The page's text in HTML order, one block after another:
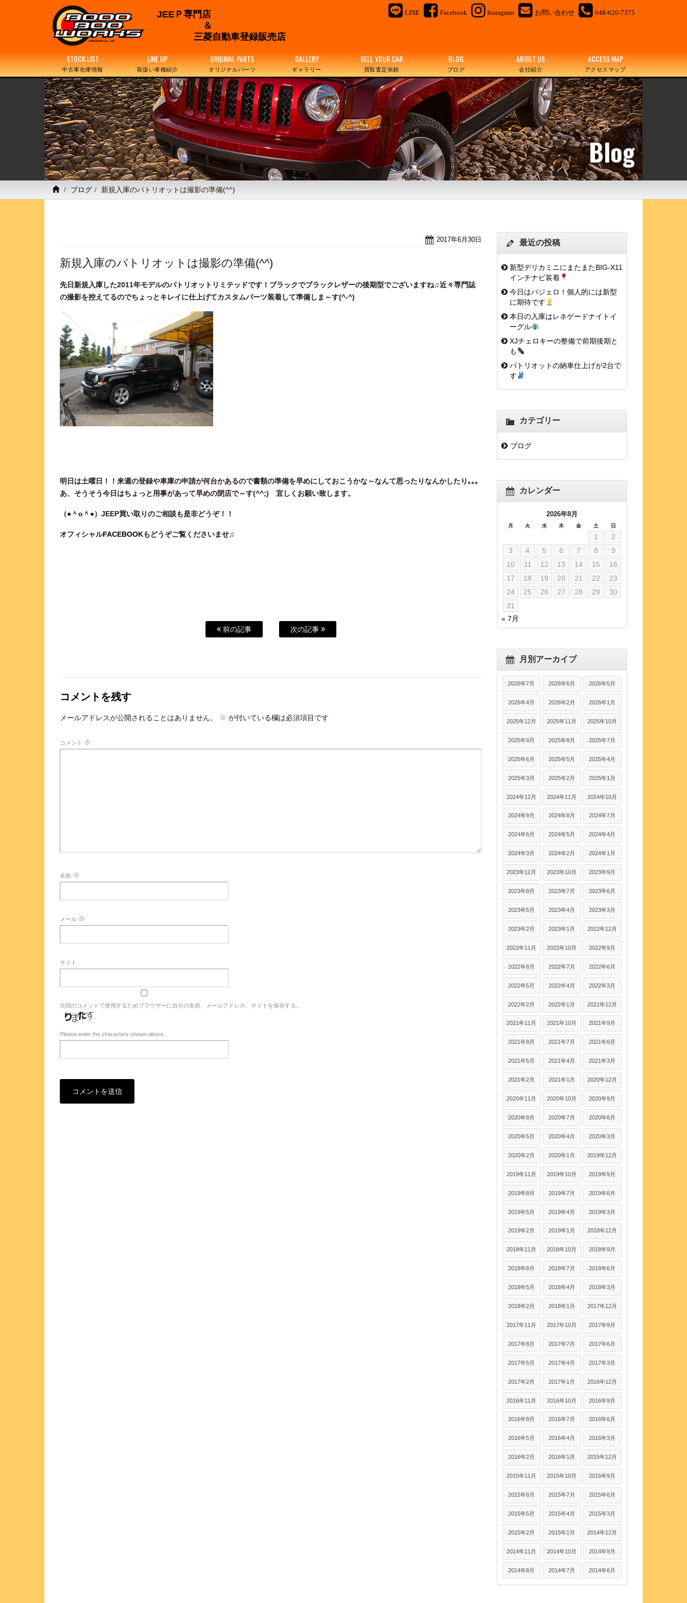
LINE Facebook Instagram お問い合わせ 048-620-7375
JEEＰ専門店
＆
三菱自動車登録販売店
STOCK LIST
中古車在庫情報
LINE UP
取扱い車種紹介
ORIGINAL PARTS
オリジナルパーツ
GALLERY
ギャラリー
SELL YOUR CAR
買取査定依頼
BLOG
ブログ
ABOUT US
会社紹介
ACCESS MAP
アクセスマップ
Blog
ブログ 新規入庫のパトリオットは撮影の準備(^^)
2017年6月30日
新規入庫のパトリオットは撮影の準備(^^)
先日新規入庫した2011年モデルのパトリオットリミテッドです！ブラックでブラックレザーの後期型でございますね♫近々専門誌
の撮影を控えてるのでちょっとキレイに仕上げてカスタムパーツ装着して準備しま～す(^-^)
明日は土曜日！！来週の登録や車庫の申請が何台かあるので書類の準備を早めにしておこうかな～なんて思ったりなんかしたり｡｡｡
あ、そうそう今日はちょっと用事があって早めの閉店で～す(^^;) 宜しくお願い致します。
（●＾o ＾●）JEEP買い取りのご相談も是非どうぞ！！
オフィシャルFACEBOOKもどうぞご覧くださいませ♫
前の記事 次の記事
コメントを残す
メールアドレスが公開されることはありません。 ※ が付いている欄は必須項目です
コメント ※
名前 ※
メール ※
サイト
次回のコメントで使用するためブラウザーに自分の名前、メールアドレス、サイトを保存する。
Please enter the characters shown above.
最近の投稿
新型デリカミニにまたまたBIG-X11
インチナビ装着
今日はパジェロ！個人的には新型
に期待です
本日の入庫はレネゲードナイトイ
ーグル
XJチェロキーの整備で前期後期と
も
パトリオットの納車仕上げが2台で
す
カテゴリー
ブログ
カレンダー
2026年8月
月 火 水 木 金 土 日
1
2
3
4 5 6 7 8
9
10
11 12 13 14 15
16
17
18 19 20 21 22
23
24
25 26 27 28 29
30
31
« 7月
月別アーカイブ
2026年7月 2026年6月 2026年5月
2026年4月 2026年2月 2026年1月
2025年12月 2025年11月 2025年10月
2025年9月 2025年8月 2025年7月
2025年6月 2025年5月 2025年4月
2025年3月 2025年2月 2025年1月
2024年12月 2024年11月 2024年10月
2024年9月 2024年8月 2024年7月
2024年6月 2024年5月 2024年4月
2024年3月 2024年2月 2024年1月
2023年12月 2023年10月 2023年9月
2023年8月 2023年7月 2023年6月
2023年5月 2023年4月 2023年3月
2023年2月 2023年1月 2022年12月
2022年11月 2022年10月 2022年9月
2022年8月 2022年7月 2022年6月
2022年5月 2022年4月 2022年3月
2022年2月 2022年1月 2021年12月
2021年11月 2021年10月 2021年9月
2021年8月 2021年7月 2021年6月
2021年5月 2021年4月 2021年3月
2021年2月 2021年1月 2020年12月
2020年11月 2020年10月 2020年9月
2020年8月 2020年7月 2020年6月
2020年5月 2020年4月 2020年3月
2020年2月 2020年1月 2019年12月
2019年11月 2019年10月 2019年9月
2019年8月 2019年7月 2019年6月
2019年5月 2019年4月 2019年3月
2019年2月 2019年1月 2018年12月
2018年11月 2018年10月 2018年9月
2018年8月 2018年7月 2018年6月
2018年5月 2018年4月 2018年3月
2018年2月 2018年1月 2017年12月
2017年11月 2017年10月 2017年9月
2017年8月 2017年7月 2017年6月
2017年5月 2017年4月 2017年3月
2017年2月 2017年1月 2016年12月
2016年11月 2016年10月 2016年9月
2016年8月 2016年7月 2016年6月
2016年5月 2016年4月 2016年3月
2016年2月 2016年1月 2015年12月
2015年11月 2015年10月 2015年9月
2015年8月 2015年7月 2015年6月
2015年5月 2015年4月 2015年3月
2015年2月 2015年1月 2014年12月
2014年11月 2014年10月 2014年9月
2014年8月 2014年7月 2014年6月